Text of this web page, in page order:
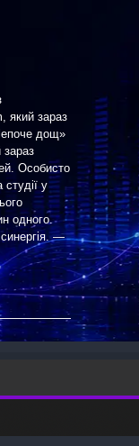
який зараз
дощ»
зараз
Особисто
у
одного.
—